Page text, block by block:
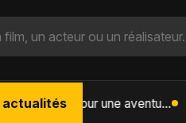
actualités L'Âge de Glace : Le Réveil du Volcan – Manny, Sid et Diego de retour pour une aventure explosive